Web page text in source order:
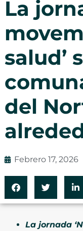
La
salud’
del
Febrero 17, 2026
La jornada